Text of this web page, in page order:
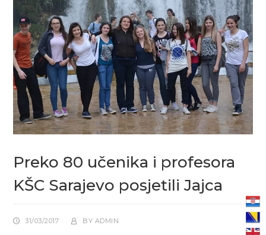
Preko 80 učenika i profesora
KŠC Sarajevo posjetili Jajca
31/03/2017 BY ADMIN